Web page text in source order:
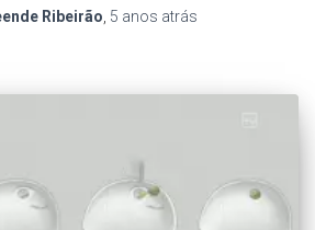
Ribeirão, 5 anos atrás